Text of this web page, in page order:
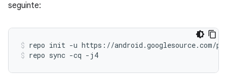
seguinte:
repo init -u https://android.googlesource.com/
repo sync -cq -j4